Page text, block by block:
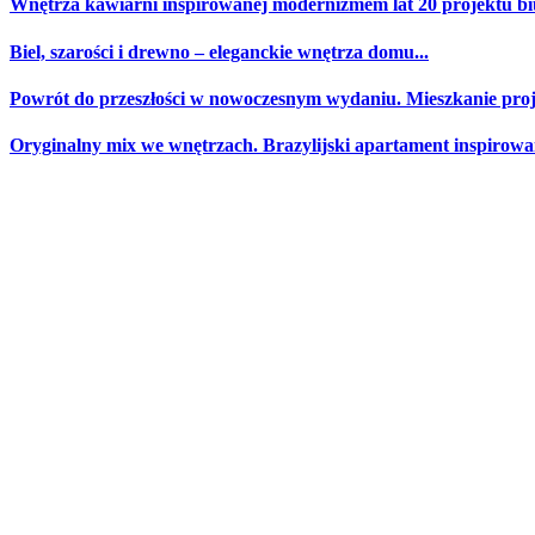
Wnętrza kawiarni inspirowanej modernizmem lat 20 projektu
Biel, szarości i drewno – eleganckie wnętrza domu...
Powrót do przeszłości w nowoczesnym wydaniu. Mieszkanie
Oryginalny mix we wnętrzach. Brazylijski apartament